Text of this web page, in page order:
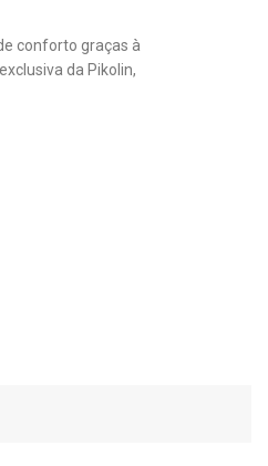
conforto graças à
da Pikolin,